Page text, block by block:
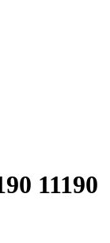
11190